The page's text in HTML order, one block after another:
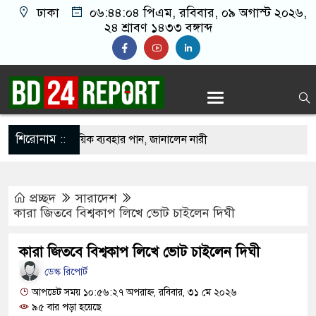
ঢাকা ০৬:৪৪:০৫ পিএম, রবিবার, ০৯ অগাস্ট ২০২৬,
২৪ শ্রাবণ ১৪৩৩ বঙ্গাব্দ
শিরোনাম ::
অমায়িক ব্যবহার পান, জানালেন নারী
বিএনপি নেতা গ্রেপ্তার
২ লাখ টাকা খেলো ইঁদুর-উইপোকা, নিঃস্ব কৃষক
প্রচ্ছদ
সারাদেশ
কারা জিতবে বিশ্বকাপ লিখে ভোট চাইলেন দিঘী
কারা জিতবে বিশ্বকাপ লিখে ভোট চাইলেন দিঘী
ডেস্ক রিপোর্ট
আপডেট সময় ১০:৫৬:২৭ অপরাহ্ন, রবিবার, ৩১ মে ২০২৬
৯৫ বার পড়া হয়েছে